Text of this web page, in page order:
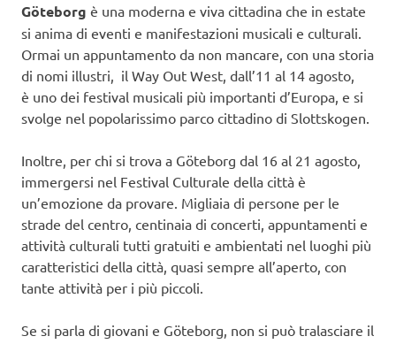
Göteborg è una moderna e viva cittadina che in estate
si anima di eventi e manifestazioni musicali e culturali.
Ormai un appuntamento da non mancare, con una storia
di nomi illustri, il Way Out West, dall’11 al 14 agosto,
è uno dei festival musicali più importanti d’Europa, e si
svolge nel popolarissimo parco cittadino di Slottskogen.
Inoltre, per chi si trova a Göteborg dal 16 al 21 agosto,
immergersi nel Festival Culturale della città è
un’emozione da provare. Migliaia di persone per le
strade del centro, centinaia di concerti, appuntamenti e
attività culturali tutti gratuiti e ambientati nel luoghi più
caratteristici della città, quasi sempre all’aperto, con
tante attività per i più piccoli.
Se si parla di giovani e Göteborg, non si può tralasciare il